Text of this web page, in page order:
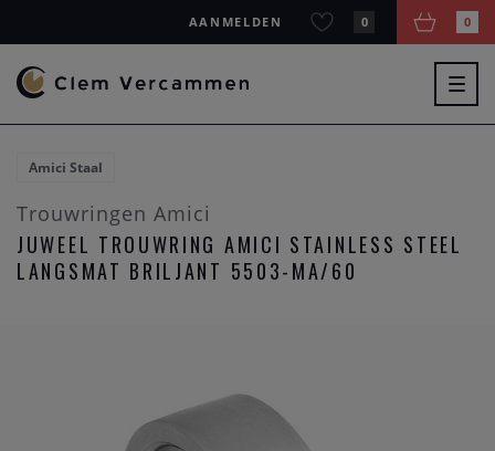
AANMELDEN 0 0
Amici Staal
Trouwringen Amici
JUWEEL TROUWRING AMICI STAINLESS STEEL
LANGSMAT BRILJANT 5503-MA/60